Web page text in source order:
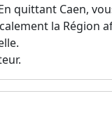
quittant Caen,
la Région